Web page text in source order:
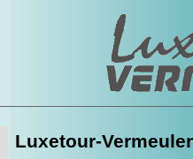
Luxetour-